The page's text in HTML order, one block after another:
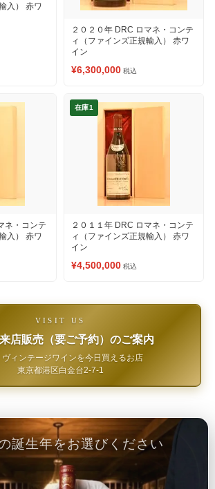
入） 赤ワ
２０２０年 DRC ロマネ・コンテ
ィ（ファインズ正規輸入） 赤ワ
イン
¥6,300,000 税込
ネ・コンテ
入） 赤ワ
在庫1
２０１１年 DRC ロマネ・コンテ
ィ（ファインズ正規輸入） 赤ワ
イン
¥4,500,000 税込
VISIT US
店販売（要ご予約）のご案内
ヴィンテージワインを今日買えるお店
東京都港区白金台2-7-1
誕生年をお選びください